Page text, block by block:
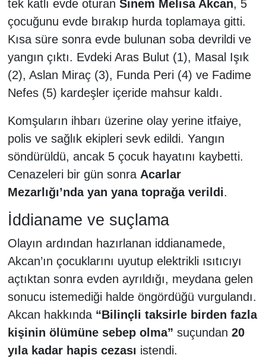
tek katlı evde oturan Sinem Melisa Akcan, 5
çocuğunu evde bırakıp hurda toplamaya gitti.
Kısa süre sonra evde bulunan soba devrildi ve
yangın çıktı. Evdeki Aras Bulut (1), Masal Işık
(2), Aslan Miraç (3), Funda Peri (4) ve Fadime
Nefes (5) kardeşler içeride mahsur kaldı.
Komşuların ihbarı üzerine olay yerine itfaiye,
polis ve sağlık ekipleri sevk edildi. Yangın
söndürüldü, ancak 5 çocuk hayatını kaybetti.
Cenazeleri bir gün sonra Acarlar
Mezarlığı’nda yan yana toprağa verildi.
İddianame ve suçlama
Olayın ardından hazırlanan iddianamede,
Akcan’ın çocuklarını uyutup elektrikli ısıtıcıyı
açtıktan sonra evden ayrıldığı, meydana gelen
sonucu istemediği halde öngördüğü vurgulandı.
Akcan hakkında “Bilinçli taksirle birden fazla
kişinin ölümüne sebep olma” suçundan 20
yıla kadar hapis cezası istendi.